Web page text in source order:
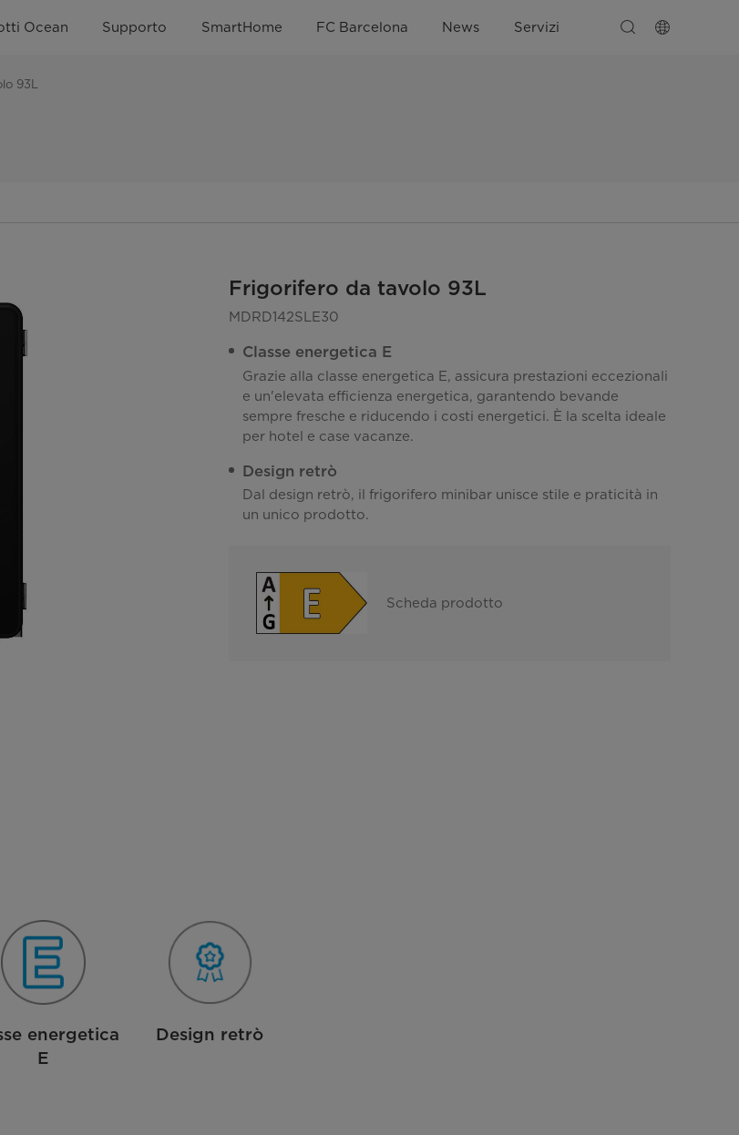
Ocean Supporto SmartHome FC Barcelona News Servizi
93L
Frigorifero da tavolo 93L
MDRD142SLE30
Classe energetica E
Grazie alla classe energetica E, assicura prestazioni eccezionali
e un'elevata efficienza energetica, garantendo bevande
sempre fresche e riducendo i costi energetici. È la scelta ideale
per hotel e case vacanze.
Design retrò
Dal design retrò, il frigorifero minibar unisce stile e praticità in
un unico prodotto.
Scheda prodotto
energetica
E
Design retrò